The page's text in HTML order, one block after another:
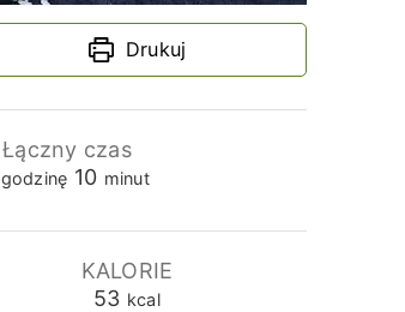
Drukuj
Łączny czas
godzina
godzinę 10minuty
minut
KALORIE
53 kcal